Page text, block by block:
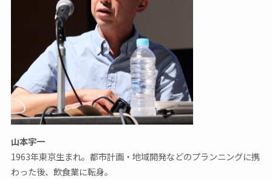
山本宇一
1963年東京生まれ。都市計画・地域開発などのプランニングに携
わった後、飲食業に転身。